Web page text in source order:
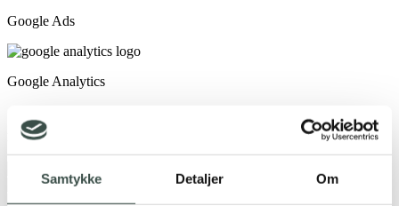
Samtykke Detaljer Om
Google Ads
Google Analytics
Google Ads er en fast del af disse virksomheders
markedsføring​